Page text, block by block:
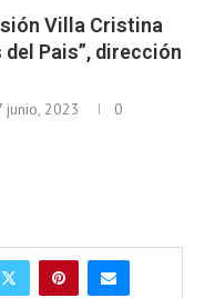
Villa Cristina
Pais”, dirección
junio, 2023
0